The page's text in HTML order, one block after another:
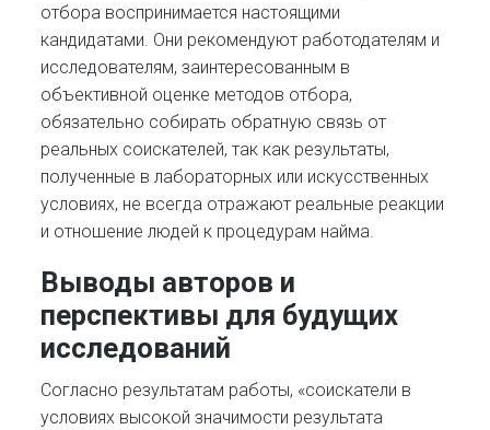
отбора воспринимается настоящими
кандидатами. Они рекомендуют работодателям и
исследователям, заинтересованным в
объективной оценке методов отбора,
обязательно собирать обратную связь от
реальных соискателей, так как результаты,
полученные в лабораторных или искусственных
условиях, не всегда отражают реальные реакции
и отношение людей к процедурам найма.
Выводы авторов и
перспективы для будущих
исследований
Согласно результатам работы, «соискатели в
условиях высокой значимости результата